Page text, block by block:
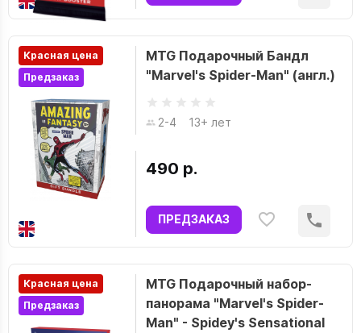
Красная цена
Предзаказ
MTG Подарочный Бандл
"Marvel's Spider-Man" (англ.)
2-4 13+ лет
490 р.
ПРЕДЗАКАЗ
Красная цена
Предзаказ
MTG Подарочный набор-
панорама "Marvel's Spider-
Man" - Spidey's Sensational